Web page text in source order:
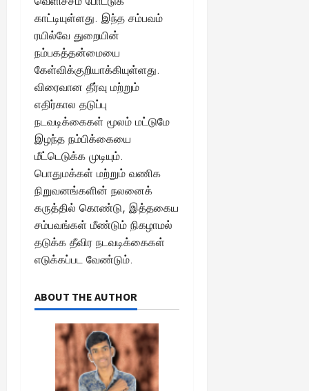
காட்டியுள்ளது. இந்த சம்பவம்
ரயில்வே துறையின்
நம்பகத்தன்மையை
கேள்விக்குறியாக்கியுள்ளது.
விரைவான தீர்வு மற்றும்
எதிர்கால தடுப்பு
நடவடிக்கைகள் மூலம் மட்டுமே
இழந்த நம்பிக்கையை
மீட்டெடுக்க முடியும்.
பொதுமக்கள் மற்றும் வணிக
நிறுவனங்களின் நலனைக்
கருத்தில் கொண்டு, இத்தகைய
சம்பவங்கள் மீண்டும் நிகழாமல்
தடுக்க தீவிர நடவடிக்கைகள்
எடுக்கப்பட வேண்டும்.
ABOUT THE AUTHOR